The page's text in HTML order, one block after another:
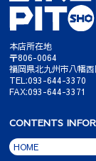
本店所在地
〒806-0064
福岡県北九州市八幡
TEL:093-644-3370
FAX:093-644-3371
CONTENTS
HOME